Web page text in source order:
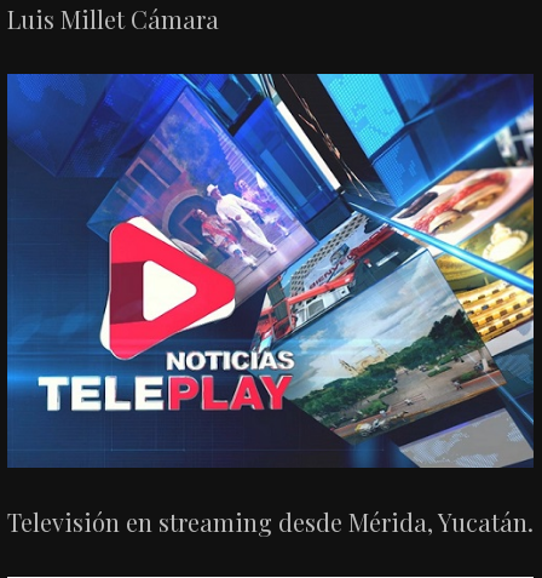
Luis Millet Cámara
Televisión en streaming desde Mérida, Yucatán.